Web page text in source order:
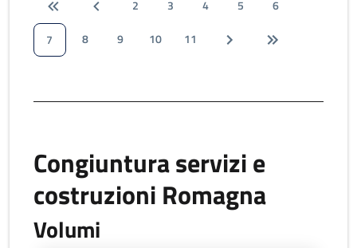
2 3 4 5
6
7
8 9 10 11
Congiuntura servizi e
costruzioni Romagna
Volumi